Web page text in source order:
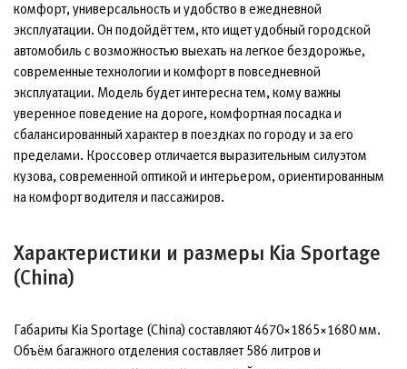
комфорт, универсальность и удобство в ежедневной
эксплуатации. Он подойдёт тем, кто ищет удобный городской
автомобиль с возможностью выехать на легкое бездорожье,
современные технологии и комфорт в повседневной
эксплуатации. Модель будет интересна тем, кому важны
уверенное поведение на дороге, комфортная посадка и
сбалансированный характер в поездках по городу и за его
пределами. Кроссовер отличается выразительным силуэтом
кузова, современной оптикой и интерьером, ориентированным
на комфорт водителя и пассажиров.
Характеристики и размеры Kia Sportage
(China)
Габариты Kia Sportage (China) составляют 4670×1865×1680 мм.
Объём багажного отделения составляет 586 литров и